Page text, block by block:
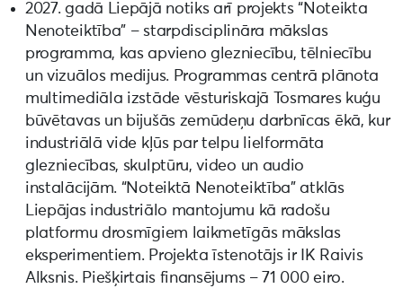
2027. gadā Liepājā notiks arī projekts “Noteikta
Nenoteiktība” – starpdisciplināra mākslas
programma, kas apvieno glezniecību, tēlniecību
un vizuālos medijus. Programmas centrā plānota
multimediāla izstāde vēsturiskajā Tosmares kuģu
būvētavas un bijušās zemūdeņu darbnīcas ēkā, kur
industriālā vide kļūs par telpu lielformāta
glezniecības, skulptūru, video un audio
instalācijām. “Noteiktā Nenoteiktība” atklās
Liepājas industriālo mantojumu kā radošu
platformu drosmīgiem laikmetīgās mākslas
eksperimentiem. Projekta īstenotājs ir IK Raivis
Alksnis. Piešķirtais finansējums – 71 000 eiro.